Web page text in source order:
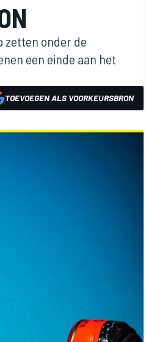
zetten onder de
een einde aan het
TOEVOEGEN ALS VOORKEURSBRON